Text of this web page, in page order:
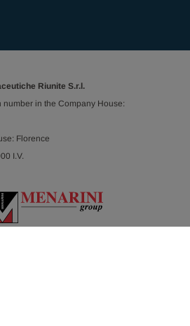
Riunite S.r.l.
number in the Company House:
Florence
I.V.